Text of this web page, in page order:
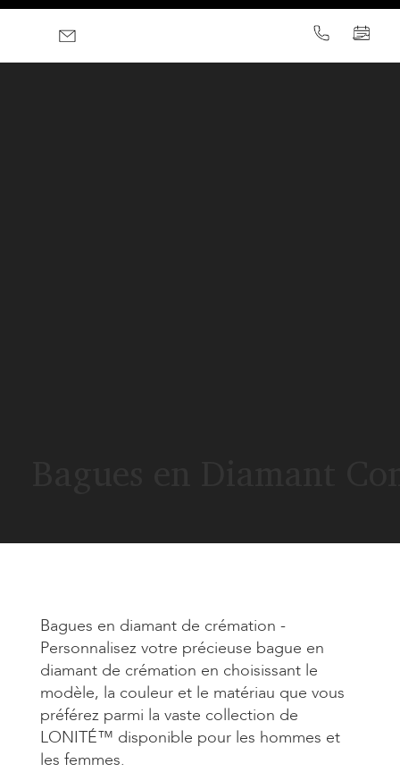
Bagues en diamant de crémation -
Personnalisez votre précieuse bague en
diamant de crémation en choisissant le
modèle, la couleur et le matériau que vous
préférez parmi la vaste collection de
LONITÉ™ disponible pour les hommes et
les femmes.